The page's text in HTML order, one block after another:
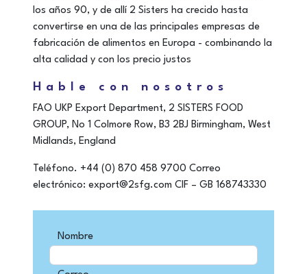
los años 90, y de allí 2 Sisters ha crecido hasta
convertirse en una de las principales empresas de
fabricación de alimentos en Europa - combinando la
alta calidad y con los precio justos
Hable con nosotros
FAO UKP Export Department, 2 SISTERS FOOD
GROUP, No 1 Colmore Row, B3 2BJ Birmingham, West
Midlands, England
Teléfono. +44 (0) 870 458 9700 Correo
electrónico: export@2sfg.com CIF – GB 168743330
Nombre